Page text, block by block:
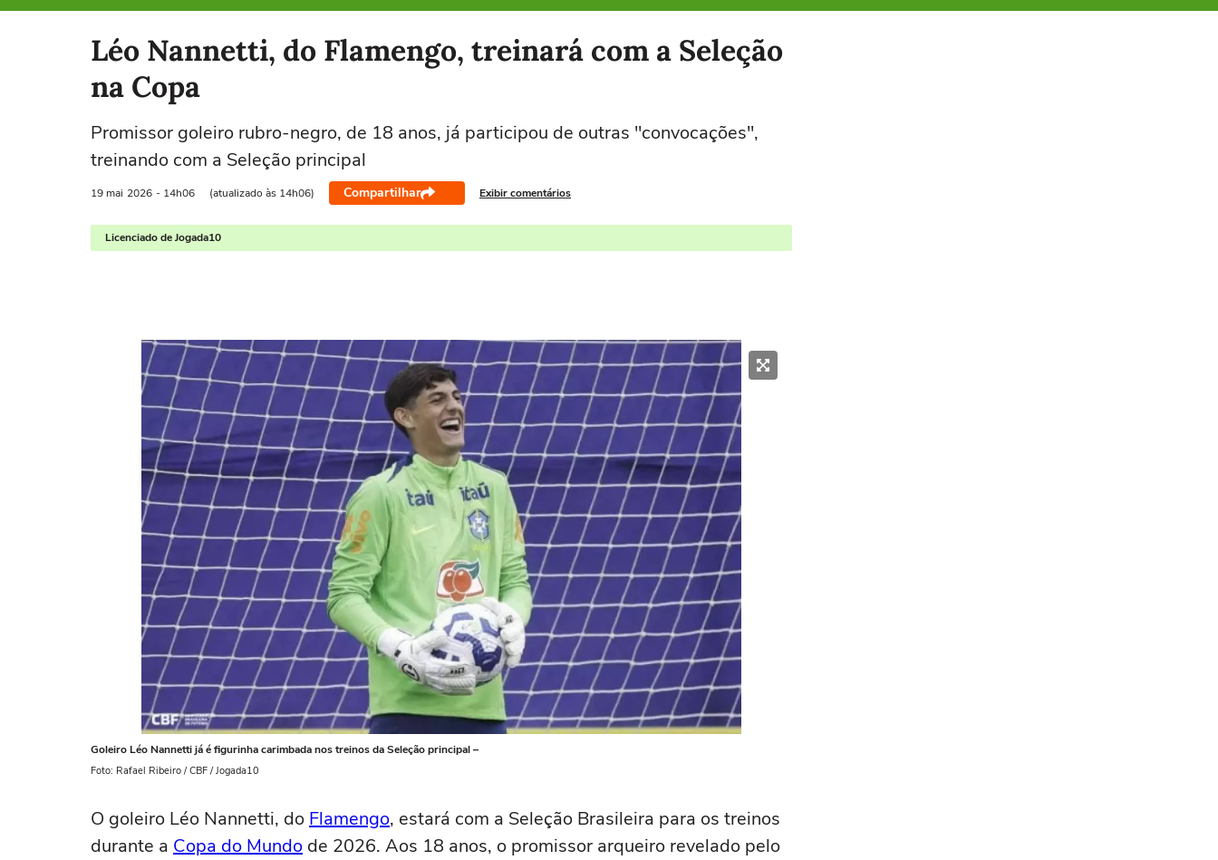
Selecione o time para ver as notícias
Léo Nannetti, do Flamengo, treinará com a Seleção
na Copa
Promissor goleiro rubro-negro, de 18 anos, já participou de outras "convocações",
treinando com a Seleção principal
19 mai 2026 - 14h06 (atualizado às 14h06) Compartilhar Exibir comentários
Licenciado de Jogada10
Goleiro Léo Nannetti já é figurinha carimbada nos treinos da Seleção principal –
Foto: Rafael Ribeiro / CBF / Jogada10
O goleiro Léo Nannetti, do Flamengo, estará com a Seleção Brasileira para os treinos
durante a Copa do Mundo de 2026. Aos 18 anos, o promissor arqueiro revelado pelo